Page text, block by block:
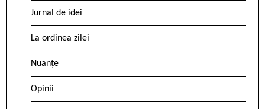
Jurnal de idei
La ordinea zilei
Nuanțe
Opinii